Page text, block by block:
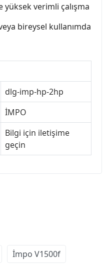
yüksek verimli çalışma
bireysel kullanımda
dlg-imp-hp-2hp
İMPO
Bilgi için iletişime
geçin
İmpo V1500f